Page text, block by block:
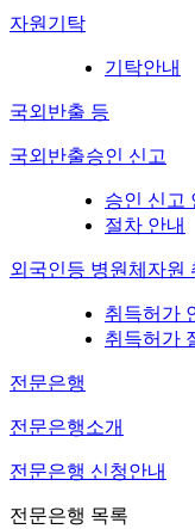
자원기탁
기탁안내
국외반출 등
국외반출승인 신고
승인 신고
절차 안내
외국인등 병원체자원
취득허가
취득허가
전문은행
전문은행소개
전문은행 신청안내
전문은행 목록